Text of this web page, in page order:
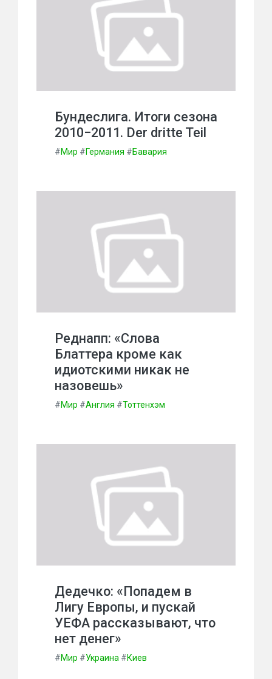
Бундеслига. Итоги сезона
2010−2011. Der dritte Teil
#Мир #Германия #Бавария
Реднапп: «Слова
Блаттера кроме как
идиотскими никак не
назовешь»
#Мир #Англия #Тоттенхэм
Дедечко: «Попадем в
Лигу Европы, и пускай
УЕФА рассказывают, что
нет денег»
#Мир #Украина #Киев